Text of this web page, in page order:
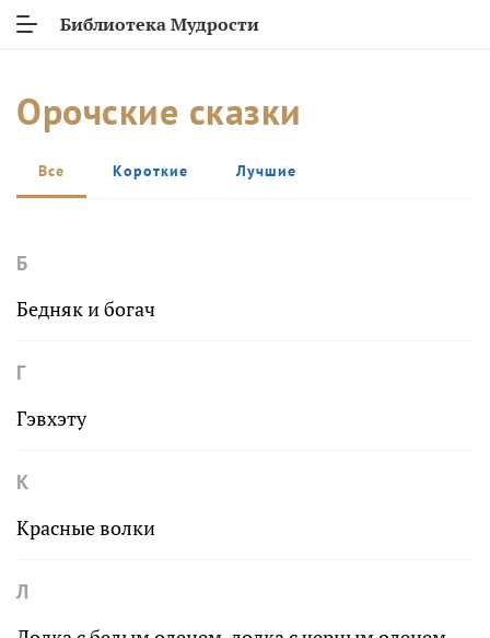
Библиотека Мудрости
Орочские сказки
Все Короткие Лучшие
Б
Бедняк и богач
Г
Гэвхэту
К
Красные волки
Л